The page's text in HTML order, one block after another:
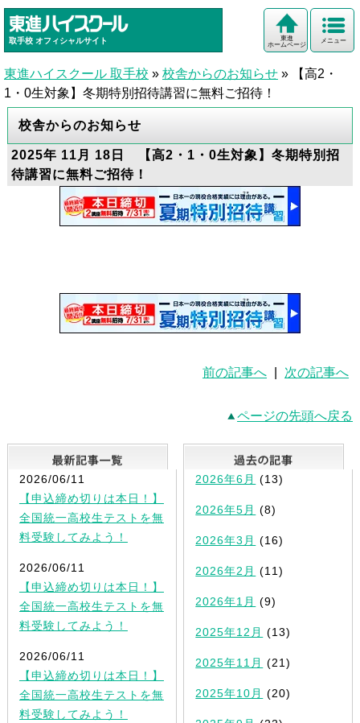
取手校 オフィシャルサイト メニュー
東進
ホームページ
東進ハイスクール 取手校 » 校舎からのお知らせ »
【高2・
1・0生対象】冬期特別招待講習に無料ご招待！
校舎からのお知らせ
2025年 11月 18日 【高2・1・0生対象】冬期特別招
待講習に無料ご招待！
前の記事へ 次の記事へ
ページの先頭へ戻る
最新記事一覧
2026/06/11
【申込締め切りは本日！】
全国統一高校生テストを無
料受験してみよう！
2026/06/11
【申込締め切りは本日！】
全国統一高校生テストを無
料受験してみよう！
2026/06/11
【申込締め切りは本日！】
全国統一高校生テストを無
料受験してみよう！
2026年6月 (13)
2026年5月 (8)
2026年3月 (16)
2026年2月 (11)
2026年1月 (9)
2025年12月 (13)
2025年11月 (21)
2025年10月 (20)